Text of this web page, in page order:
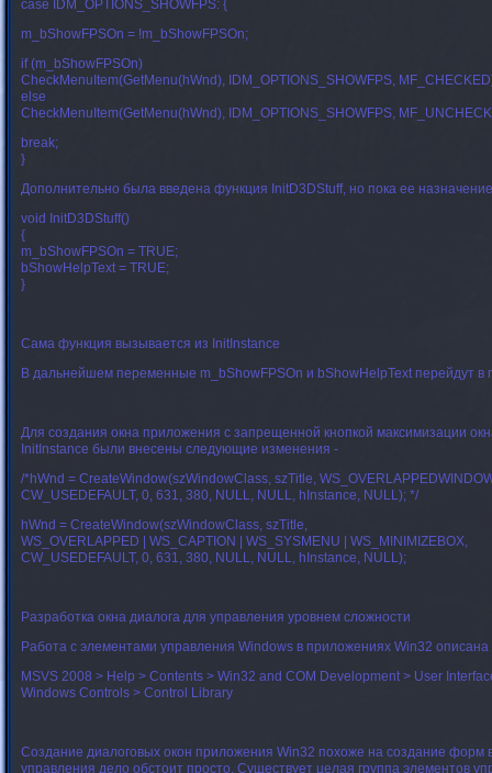
case IDM_OPTIONS_SHOWFPS: {
m_bShowFPSOn = !m_bShowFPSOn;
if (m_bShowFPSOn)
CheckMenuItem(GetMenu(hWnd), IDM_OPTIONS_SHOWFPS,
else
CheckMenuItem(GetMenu(hWnd), IDM_OPTIONS_SHOWFPS,
break;
}
Дополнительно была введена функция InitD3DStuff, но пока ее
void InitD3DStuff()
{
m_bShowFPSOn = TRUE;
bShowHelpText = TRUE;
}
Сама функция вызывается из InitInstance
В дальнейшем переменные m_bShowFPSOn и bShowHelpTextперейдут в
Для создания окна приложения с запрещенной кнопкой максимизации
InitInstance были внесены следующие изменения -
/*hWnd = CreateWindow(szWindowClass, szTitle,
CW_USEDEFAULT, 0, 631, 380, NULL, NULL, hInstance, NULL); */
hWnd = CreateWindow(szWindowClass, szTitle,
WS_OVERLAPPED | WS_CAPTION | WS_SYSMENU | WS_MINIMIZEBOX,
CW_USEDEFAULT, 0, 631, 380, NULL, NULL, hInstance, NULL);
Разработка окна диалога для управления уровнем сложности
Работа с элементами управления Windows в приложениях Win32 описана
MSVS 2008 > Help > Contents > Win32 and COM Development > User
Windows Controls > Control Library
Создание диалоговых окон приложения Win32 похоже на создание форм
управления дело обстоит просто. Существует целая группа элементов